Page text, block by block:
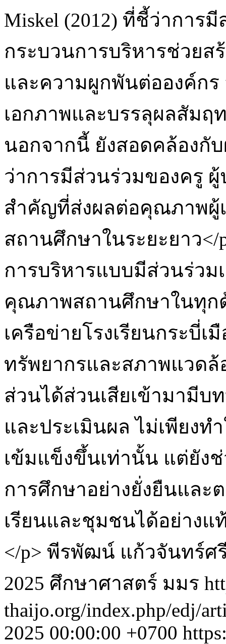
Miskel (2012) ที่ชี้ว่าการ
กระบวนการบริหารช่วยส
และความผูกพันต่อองค์กร
เอกภาพและบรรลุผลสัมฤ
นอกจากนี้ ยังสอดคล้องกั
ว่าการมีส่วนร่วมของครู
สำคัญที่ส่งผลต่อคุณภาพผู้
สถานศึกษาในระยะยาว</
การบริหารแบบมีส่วนร่ว
คุณภาพสถานศึกษาในทุก
เครือข่ายโรงเรียนกระบี่
ทรัพยากรและสภาพแวดล้
ส่วนได้ส่วนเสียเข้ามามีบ
และประเมินผล ไม่เพียงท
เข้มแข็งขึ้นเท่านั้น แต่ยัง
การศึกษาอย่างยั่งยืนและ
เรียนและชุมชนได้อย่างแท้
</p> พีรพัฒน์ แก้วจันทร์ศ
2025 ศึกษาศาสตร์ มมร
thaijo.org/index.php/edj/
2025 00:00:00 +0700